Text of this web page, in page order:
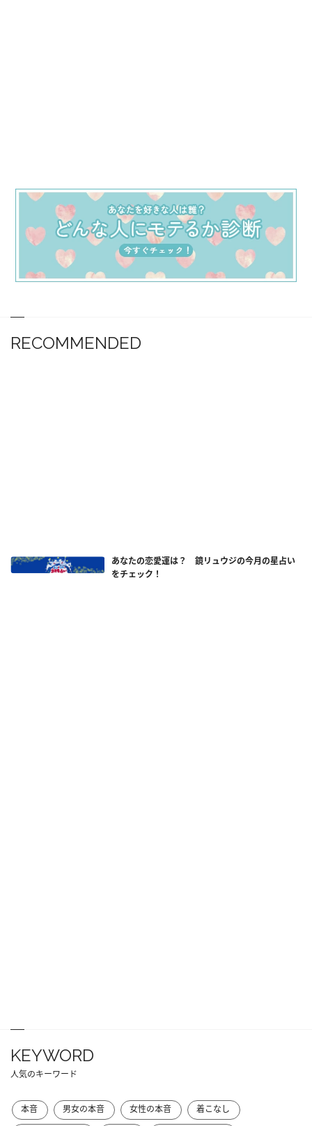
RECOMMENDED
あなたの恋愛運は？ 鏡リュウジの今月の星占い
をチェック！
KEYWORD
人気のキーワード
本音 男女の本音 女性の本音
着こなし